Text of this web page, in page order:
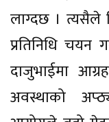
लाग्दछ । त्यसैले
प्रतिनिधि चयन
दाजुभाईमा
अवस्थाको